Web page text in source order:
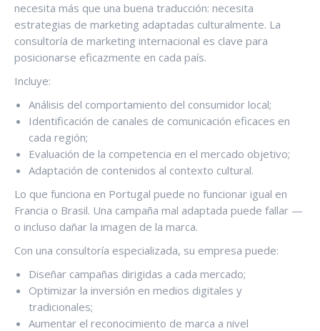
necesita más que una buena traducción: necesita
estrategias de marketing adaptadas culturalmente. La
consultoría de marketing internacional es clave para
posicionarse eficazmente en cada país.
Incluye:
Análisis del comportamiento del consumidor local;
Identificación de canales de comunicación eficaces en
cada región;
Evaluación de la competencia en el mercado objetivo;
Adaptación de contenidos al contexto cultural.
Lo que funciona en Portugal puede no funcionar igual en
Francia o Brasil. Una campaña mal adaptada puede fallar —
o incluso dañar la imagen de la marca.
Con una consultoría especializada, su empresa puede:
Diseñar campañas dirigidas a cada mercado;
Optimizar la inversión en medios digitales y
tradicionales;
Aumentar el reconocimiento de marca a nivel